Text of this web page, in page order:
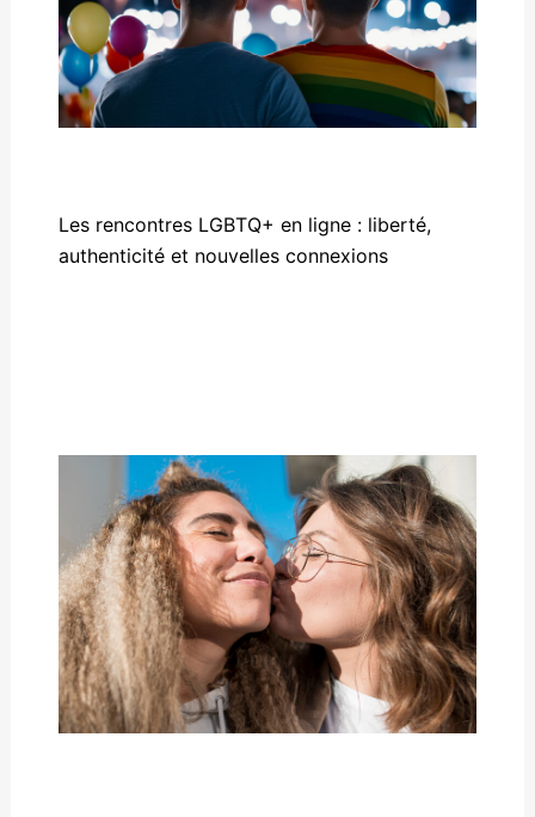
Les rencontres LGBTQ+ en ligne : liberté,
authenticité et nouvelles connexions